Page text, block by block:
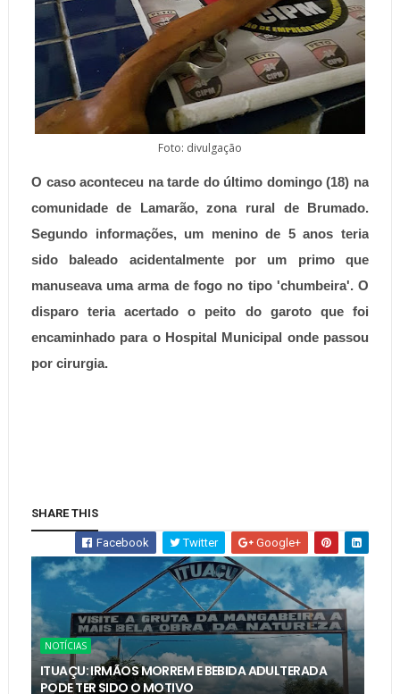
Foto: divulgação
O caso aconteceu na tarde do último domingo (18) na
comunidade de Lamarão, zona rural de Brumado.
Segundo informações, um menino de 5 anos teria
sido baleado acidentalmente por um primo que
manuseava uma arma de fogo no tipo 'chumbeira'. O
disparo teria acertado o peito do garoto que foi
encaminhado para o Hospital Municipal onde passou
por cirurgia.
SHARE THIS
Facebook Twitter Google+
NOTÍCIAS
ITUAÇU: IRMÃOS MORREM E BEBIDA ADULTERADA
PODE TER SIDO O MOTIVO